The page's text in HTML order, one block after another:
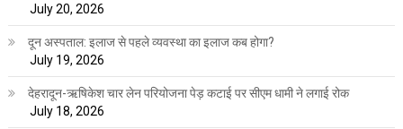
July 20, 2026
दून अस्पताल: इलाज से पहले व्यवस्था का इलाज कब होगा?
July 19, 2026
देहरादून-ऋषिकेश चार लेन परियोजना पेड़ कटाई पर सीएम धामी ने लगाई रोक
July 18, 2026